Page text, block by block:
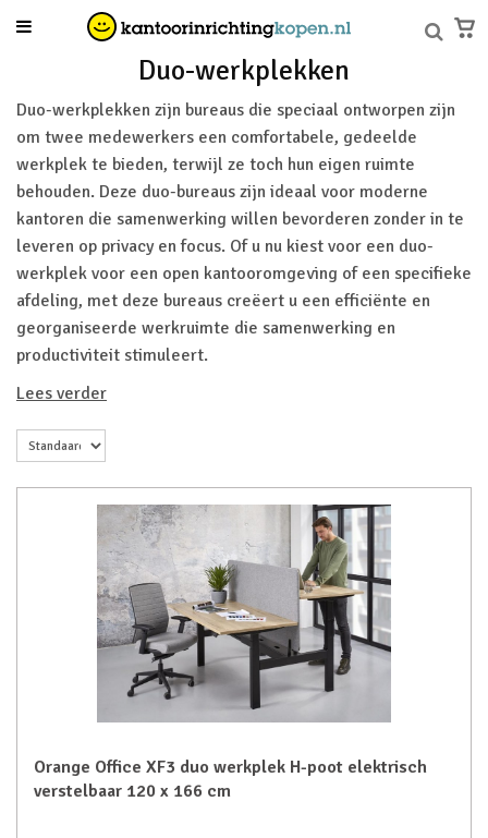
Duo-werkplekken
Duo-werkplekken zijn bureaus die speciaal ontworpen zijn
om twee medewerkers een comfortabele, gedeelde
werkplek te bieden, terwijl ze toch hun eigen ruimte
behouden. Deze duo-bureaus zijn ideaal voor moderne
kantoren die samenwerking willen bevorderen zonder in te
leveren op privacy en focus. Of u nu kiest voor een duo-
werkplek voor een open kantooromgeving of een specifieke
afdeling, met deze bureaus creëert u een efficiënte en
georganiseerde werkruimte die samenwerking en
productiviteit stimuleert.
Lees verder
Orange Office XF3 duo werkplek H-poot elektrisch
verstelbaar 120 x 166 cm